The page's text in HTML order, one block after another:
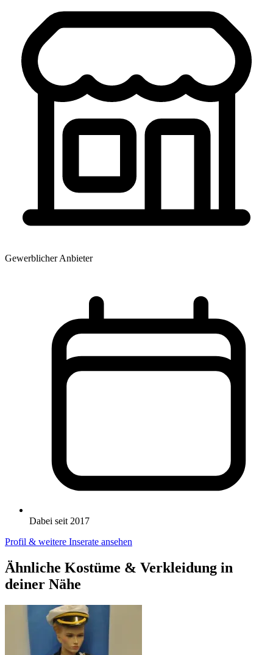
Gewerblicher Anbieter
Dabei seit 2017
Profil & weitere Inserate ansehen
Ähnliche Kostüme & Verkleidung in
deiner Nähe